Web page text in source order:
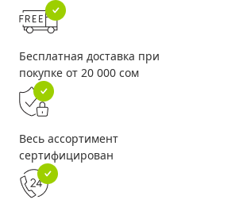
Бесплатная доставка при
покупке от 20 000 сом
Весь ассортимент
сертифицирован